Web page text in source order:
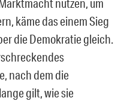
nutzen, um
käme das einem Sieg
die Demokratie gleich.
nach dem die
gilt, wie sie